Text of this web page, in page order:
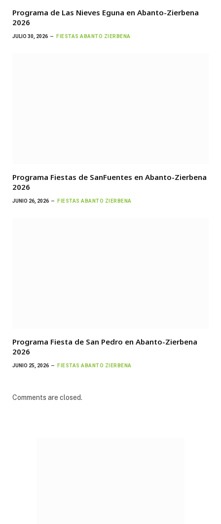
Programa de Las Nieves Eguna en Abanto-Zierbena
2026
JULIO 30, 2026 FIESTAS ABANTO ZIERBENA
Programa Fiestas de SanFuentes en Abanto-Zierbena
2026
JUNIO 26, 2026 FIESTAS ABANTO ZIERBENA
Programa Fiesta de San Pedro en Abanto-Zierbena
2026
JUNIO 25, 2026 FIESTAS ABANTO ZIERBENA
Comments are closed.